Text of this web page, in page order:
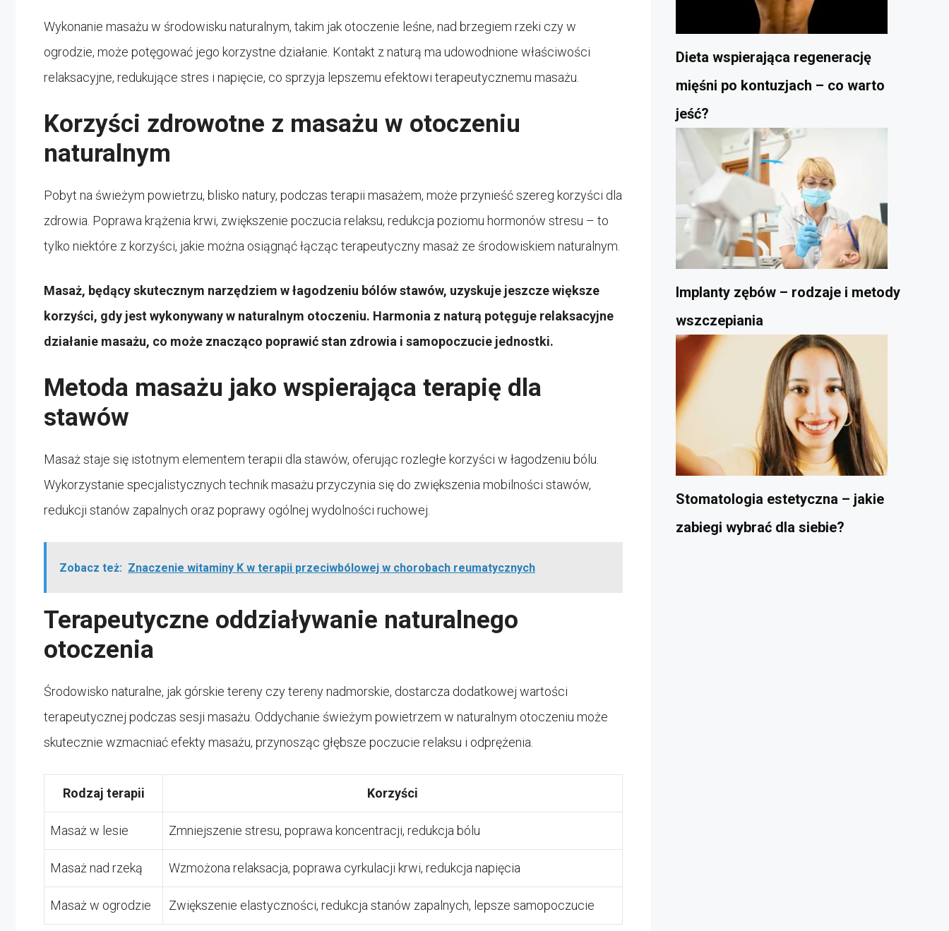
Wykonanie masażu w środowisku naturalnym, takim jak otoczenie leśne, nad brzegiem rzeki czy w
ogrodzie, może potęgować jego korzystne działanie. Kontakt z naturą ma udowodnione właściwości
relaksacyjne, redukujące stres i napięcie, co sprzyja lepszemu efektowi terapeutycznemu masażu.
Korzyści zdrowotne z masażu w otoczeniu
naturalnym
Pobyt na świeżym powietrzu, blisko natury, podczas terapii masażem, może przynieść szereg korzyści dla
zdrowia. Poprawa krążenia krwi, zwiększenie poczucia relaksu, redukcja poziomu hormonów stresu – to
tylko niektóre z korzyści, jakie można osiągnąć łącząc terapeutyczny masaż ze środowiskiem naturalnym.
Masaż, będący skutecznym narzędziem w łagodzeniu bólów stawów, uzyskuje jeszcze większe
korzyści, gdy jest wykonywany w naturalnym otoczeniu. Harmonia z naturą potęguje relaksacyjne
działanie masażu, co może znacząco poprawić stan zdrowia i samopoczucie jednostki.
Metoda masażu jako wspierająca terapię dla
stawów
Masaż staje się istotnym elementem terapii dla stawów, oferując rozległe korzyści w łagodzeniu bólu.
Wykorzystanie specjalistycznych technik masażu przyczynia się do zwiększenia mobilności stawów,
redukcji stanów zapalnych oraz poprawy ogólnej wydolności ruchowej.
Zobacz też: Znaczenie witaminy K w terapii przeciwbólowej w chorobach reumatycznych
Terapeutyczne oddziaływanie naturalnego
otoczenia
Środowisko naturalne, jak górskie tereny czy tereny nadmorskie, dostarcza dodatkowej wartości
terapeutycznej podczas sesji masażu. Oddychanie świeżym powietrzem w naturalnym otoczeniu może
skutecznie wzmacniać efekty masażu, przynosząc głębsze poczucie relaksu i odprężenia.
Rodzaj terapii Korzyści
Masaż w lesie Zmniejszenie stresu, poprawa koncentracji, redukcja bólu
Masaż nad rzeką Wzmożona relaksacja, poprawa cyrkulacji krwi, redukcja napięcia
Masaż w ogrodzie Zwiększenie elastyczności, redukcja stanów zapalnych, lepsze samopoczucie
Dieta wspierająca regenerację
mięśni po kontuzjach – co warto
jeść?
Implanty zębów – rodzaje i metody
wszczepiania
Stomatologia estetyczna – jakie
zabiegi wybrać dla siebie?